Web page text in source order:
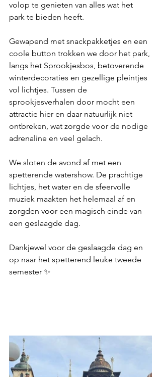
volop te genieten van alles wat het
park te bieden heeft.
Gewapend met snackpakketjes en een
coole button trokken we door het park,
langs het Sprookjesbos, betoverende
winterdecoraties en gezellige pleintjes
vol lichtjes. Tussen de
sprookjesverhalen door mocht een
attractie hier en daar natuurlijk niet
ontbreken, wat zorgde voor de nodige
adrenaline en veel gelach.
We sloten de avond af met een
spetterende watershow. De prachtige
lichtjes, het water en de sfeervolle
muziek maakten het helemaal af en
zorgden voor een magisch einde van
een geslaagde dag.
Dankjewel voor de geslaagde dag en
op naar het spetterend leuke tweede
semester ✨